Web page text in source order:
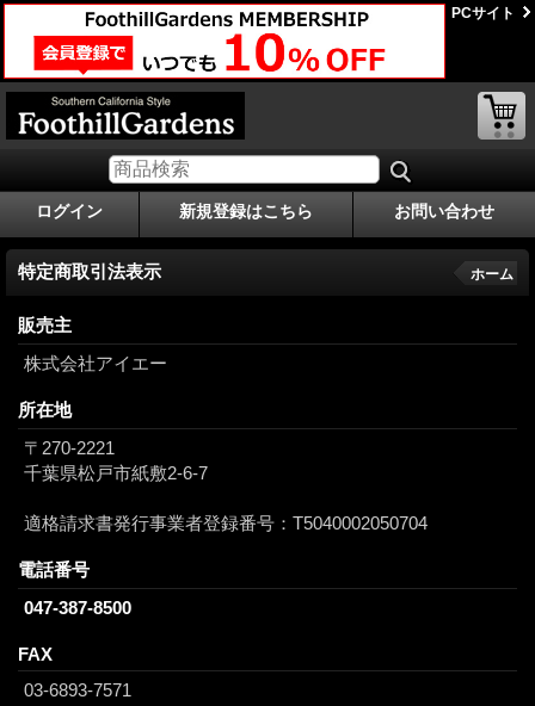
PCサイト
ログイン 新規登録はこちら お問い合わせ
特定商取引法表示 ホーム
販売主
株式会社アイエー
所在地
〒270-2221
千葉県松戸市紙敷2-6-7
適格請求書発行事業者登録番号：T5040002050704
電話番号
047-387-8500
FAX
03-6893-7571